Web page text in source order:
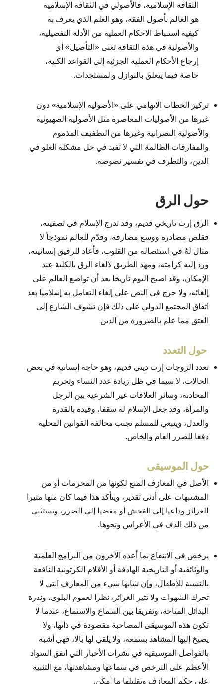
الثقافة الإسلامية، فالأصولي في الثقافة الإسلامية
هو العالم بأصول الفقه، وهو العلم الذي يعرف به
كيفية استنباط الاحكام العملية من الأدلة التفصيلية،
والأصولية في هذه الثقافة تعنى «التأصيل» أي
إرجاع الأحكام العملية الجزئية إلى القواعد الكلية،
خاصة فيما يتعلق بالنوازل والمستجدات.
تركيز الخطاب الاتهامي على «الأصولية الإسلامية» دون
غيرها من الأصوليات المعاصرة مثل الأصولية الصهيونية
والأصولية النصرانية وغيرها من التطفيف المذموم
والمفارقات الظالمة التي لا تفيد في حل مشكلة الغلو في
الدين، والتطرف في تفسير نصوصه.
حول الرق
الرق إرث تاريخي قديم، وقد تدرج الإسلام في تصفيته،
فقلص مصادره ووسع مصارفه، وقدّم للعالم نموذجاً لا
مثال لَهُ في استئصاله من القلوب، فأعاد للرقيق إنسانيته،
ورد إليه كرامته، ومهد الطريق لالغاء الرق بالكلية عند
الإمكان، وقد اصبح اليوم تاريخا بعد أن تواضع العالم على
إلغائه، ولا حرج في النص على إلغاء التعامل به إسلاميا بعد
اتفاق المجتمع الدولي على ذلك فإن تشوف الشارع إلى
العتق مما علم بالضرورة من الدين
حول التعدد
تعدد الزوجات إرث ديني قديم، وهو حاجة إنسانية في بعض
الحالات، لا سيما في ظل زيادة عدد النساء وتحريم
المخادنة، وسائر العلاقات غير الشرعية بين الرجل
والمرأة، وقد جعل الإسلام له سقفا، وقيده بالقدرة
والعدل، وينبغي للمسلم تجنب مخالفة القوانين المحلية
دفعا للضرر العام والخاص.
حول الموسيقى
الأصل في المعازف المنع لكونها من المحرمات أو من
المشتبهات على أدنى تقدير، ويتأكد هذا فيما كان منها مثيرا
للغرائز وداعيا إلى الفحش أو مفضيا إلى الضرر، ويستثنى
من ذلك الدف في الأعراس ونحوها.
يرخص في الانتفاع بما أعده الآخرون من البرامج العلمية
والوثائقية أو التاريخية الهادفة أو الأفلام الكرتونية النافعة
بالنسبة للأطفال، وإن شابها شيء من المعازف التي لا
تحرك الشهوات ولا تثير الغرائز، نظرا لعموم البلوى، وندرة
البدائل المتاحة، وتفريقا بين السماع والاستماع، عندما لا
تكون هذه الموسيقى المصاحبة مقصودة في ذاتها، ولا
يصيخ إليها المشاهد بسمعه، ولا يلقي لها بالا، فهي أشبه
بالفواصل الموسيقية في نشرات الأخبار التي اتفق السواد
الأعظم على الترخص في سماعها ومشاهدتها، مع التنبيه
على حكم المعازف وتقليلها ما أمكن.